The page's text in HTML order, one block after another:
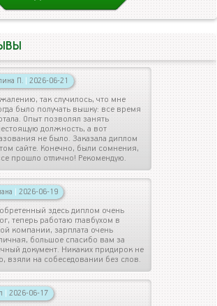
П. 2026-06-21
так случилось, что мне
было получать вышку: все время
Опыт позволял занять
должность, а вот
не было. Заказала диплом
сайте. Конечно, были сомнения,
прошло отлично! Рекомендую.
2026-06-19
здесь диплом очень
теперь работаю главбухом в
компании, зарплата очень
большое спасибо вам за
документ. Никаких придирок не
взяли на собеседовании без слов.
2026-06-17